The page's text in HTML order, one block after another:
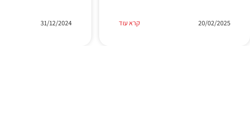
קרא עוד 20/02/2025
31/12/2024